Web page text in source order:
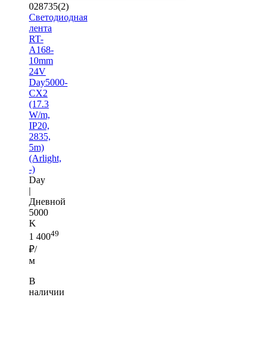
028735(2)
Светодиодная
лента
RT-
A168-
10mm
24V
Day5000-
CX2
(17.3
W/m,
IP20,
2835,
5m)
(Arlight,
-)
Day
|
Дневной
5000
K
1 40049
₽/
м
В
наличии